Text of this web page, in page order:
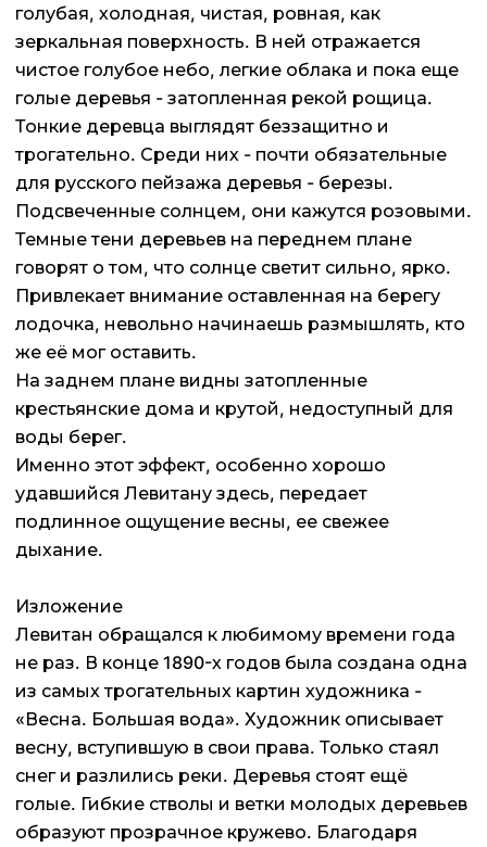
голубая, холодная, чистая, ровная, как
зеркальная поверхность. В ней отражается
чистое голубое небо, легкие облака и пока еще
голые деревья - затопленная рекой рощица.
Тонкие деревца выглядят беззащитно и
трогательно. Среди них - почти обязательные
для русского пейзажа деревья - березы.
Подсвеченные солнцем, они кажутся розовыми.
Темные тени деревьев на переднем плане
говорят о том, что солнце светит сильно, ярко.
Привлекает внимание оставленная на берегу
лодочка, невольно начинаешь размышлять, кто
же её мог оставить.
На заднем плане видны затопленные
крестьянские дома и крутой, недоступный для
воды берег.
Именно этот эффект, особенно хорошо
удавшийся Левитану здесь, передает
подлинное ощущение весны, ее свежее
дыхание.
Изложение
Левитан обращался к любимому времени года
не раз. В конце 1890-х годов была создана одна
из самых трогательных картин художника -
«Весна. Большая вода». Художник описывает
весну, вступившую в свои права. Только стаял
снег и разлились реки. Деревья стоят ещё
голые. Гибкие стволы и ветки молодых деревьев
образуют прозрачное кружево. Благодаря